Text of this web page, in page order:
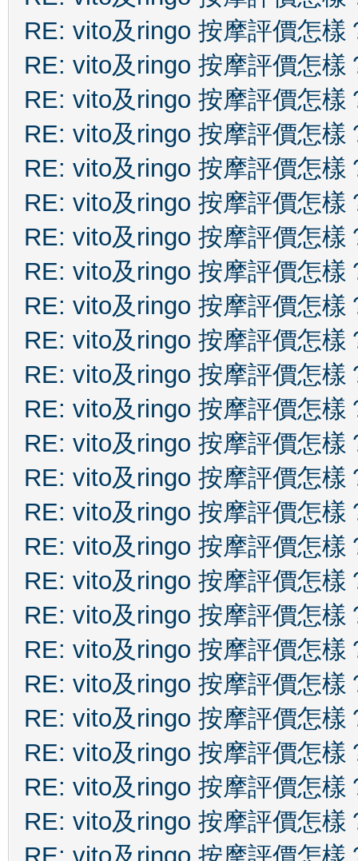
RE: vito及ringo 按摩評價怎樣
RE: vito及ringo 按摩評價怎樣
RE: vito及ringo 按摩評價怎樣
RE: vito及ringo 按摩評價怎樣
RE: vito及ringo 按摩評價怎樣
RE: vito及ringo 按摩評價怎樣
RE: vito及ringo 按摩評價怎樣
RE: vito及ringo 按摩評價怎樣
RE: vito及ringo 按摩評價怎樣
RE: vito及ringo 按摩評價怎樣
RE: vito及ringo 按摩評價怎樣
RE: vito及ringo 按摩評價怎樣
RE: vito及ringo 按摩評價怎樣
RE: vito及ringo 按摩評價怎樣
RE: vito及ringo 按摩評價怎樣
RE: vito及ringo 按摩評價怎樣
RE: vito及ringo 按摩評價怎樣
RE: vito及ringo 按摩評價怎樣
RE: vito及ringo 按摩評價怎樣
RE: vito及ringo 按摩評價怎樣
RE: vito及ringo 按摩評價怎樣
RE: vito及ringo 按摩評價怎樣
RE: vito及ringo 按摩評價怎樣
RE: vito及ringo 按摩評價怎樣
RE: vito及ringo 按摩評價怎樣